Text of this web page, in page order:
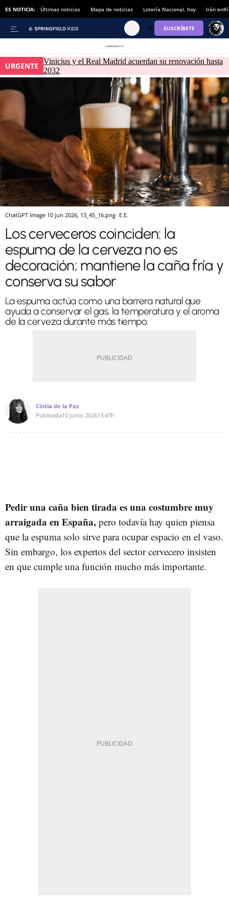
ES NOTICIA: Últimas noticias Mapa de noticias Lotería Nacional, hoy Irán
URGENTE
Vinicius y el Real Madrid acuerdan su renovación hasta
2032
ChatGPT Image 10 jun 2026, 13_45_16.png E.E.
Los cerveceros coinciden: la
espuma de la cerveza no es
decoración; mantiene la caña fría y
conserva su sabor
La espuma actúa como una barrera natural que
ayuda a conservar el gas, la temperatura y el aroma
de la cerveza durante más tiempo.
Cintia de la Paz
Publicada10 junio 202613:47h
Pedir una caña bien tirada es una costumbre muy
arraigada en España, pero todavía hay quien piensa
que la espuma solo sirve para ocupar espacio en el vaso.
Sin embargo, los expertos del sector cervecero insisten
en que cumple una función mucho más importante.